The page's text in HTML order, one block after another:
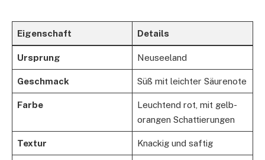
Eigenschaft Details
Ursprung Neuseeland
Geschmack Süß mit leichter Säurenote
Farbe
Leuchtend rot, mit gelb-
orangen Schattierungen
Textur Knackig und saftig